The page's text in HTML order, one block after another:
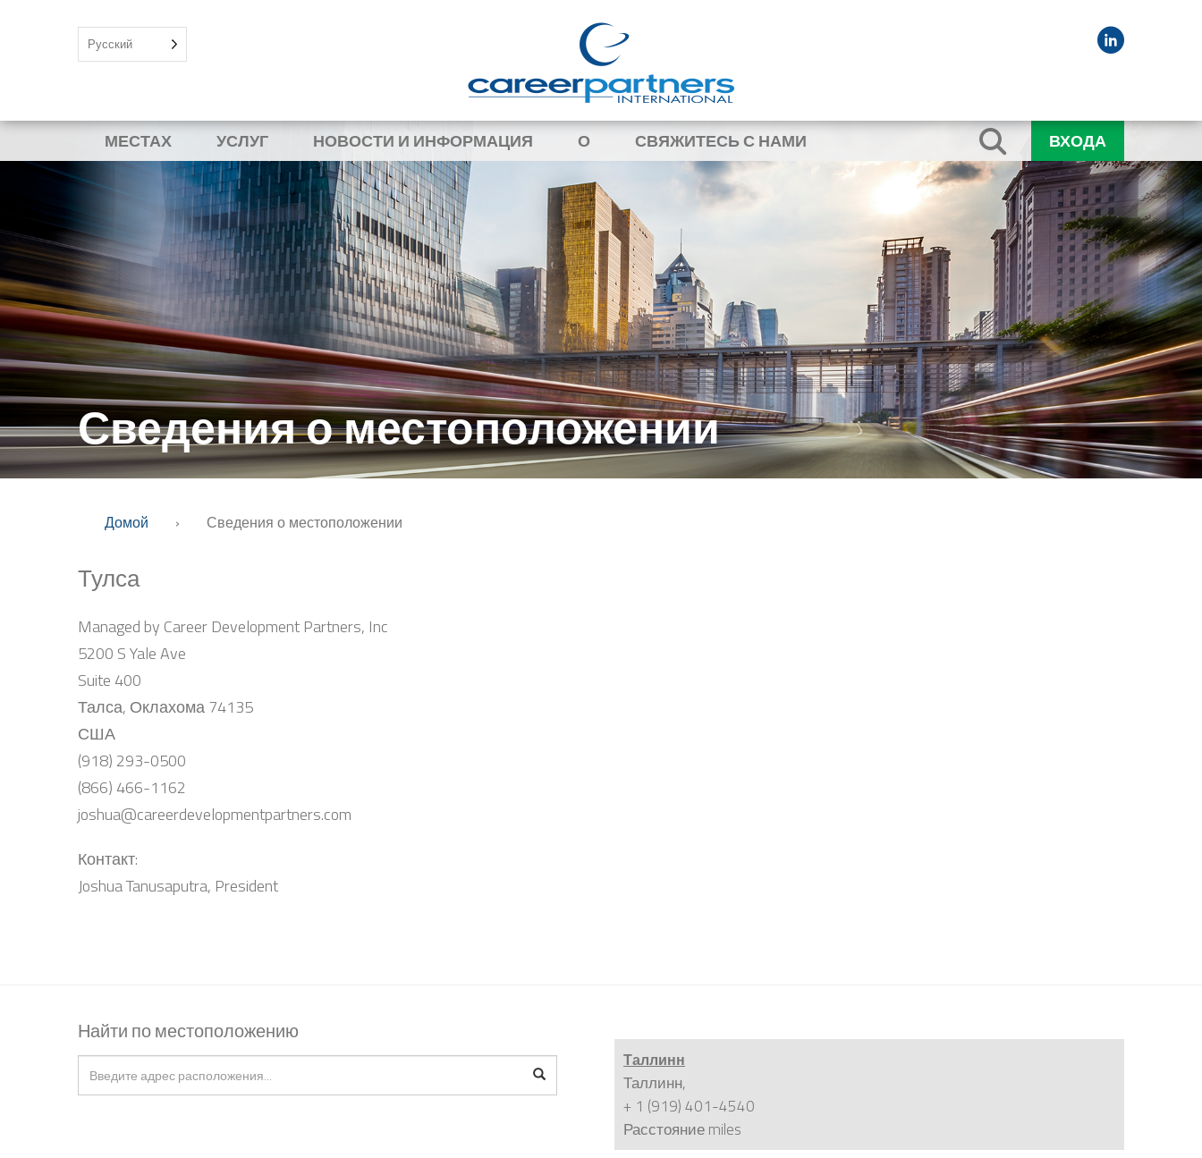
Русский
МЕСТАХ УСЛУГ НОВОСТИ И ИНФОРМАЦИЯ О СВЯЖИТЕСЬ С НАМИ ВХОДА
Сведения о местоположении
Домой › Сведения о местоположении
Тулса
Managed by Career Development Partners, Inc
5200 S Yale Ave
Suite 400
Талса, Оклахома 74135
США
(918) 293-0500
(866) 466-1162
joshua@careerdevelopmentpartners.com
Контакт:
Joshua Tanusaputra, President
Найти по местоположению
Таллинн
Таллинн,
+ 1 (919) 401-4540
Расстояниеmiles